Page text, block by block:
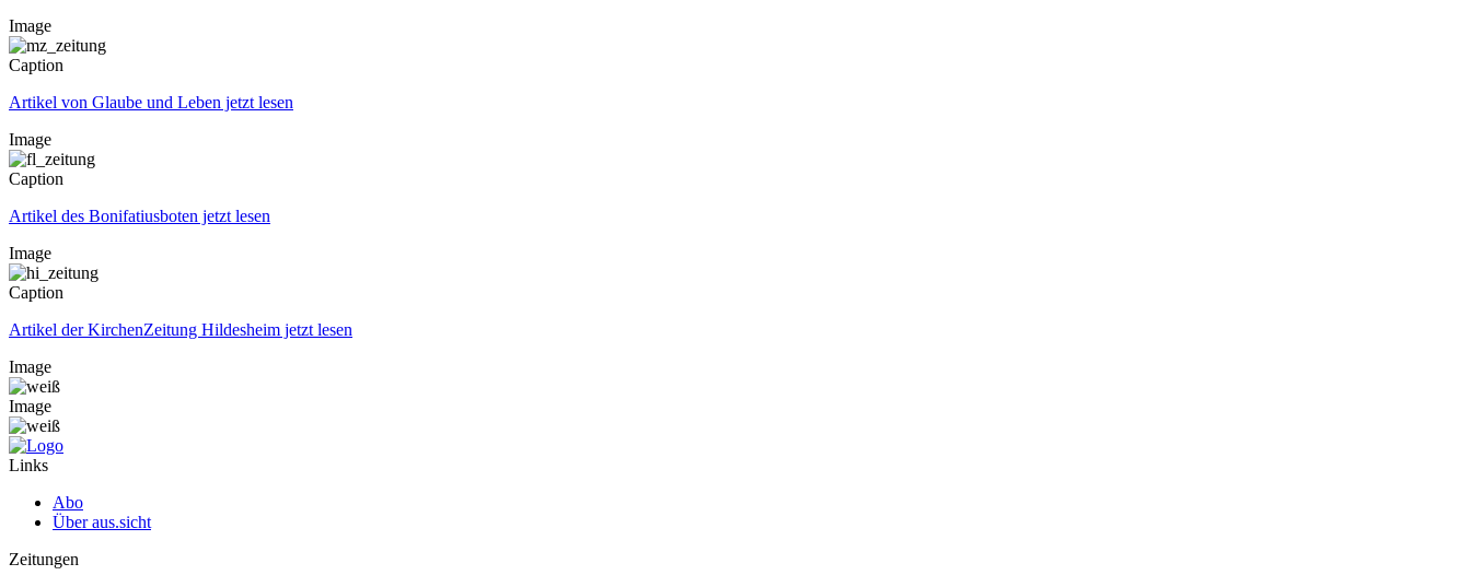
Image
Caption
Artikel von Glaube und Leben jetzt lesen
Image
Caption
Artikel des Bonifatiusboten jetzt lesen
Image
Caption
Artikel der KirchenZeitung Hildesheim jetzt lesen
Image
Image
Links
Abo
Über aus.sicht
Zeitungen